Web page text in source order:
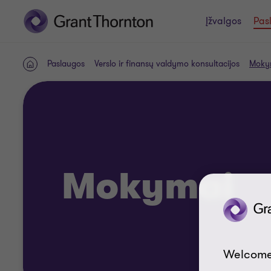
Įžvalgos
PAGRINDINIS
PUSLAPIS
Paslaugos Verslo ir finansų valdymo konsultacijos
Mokymai